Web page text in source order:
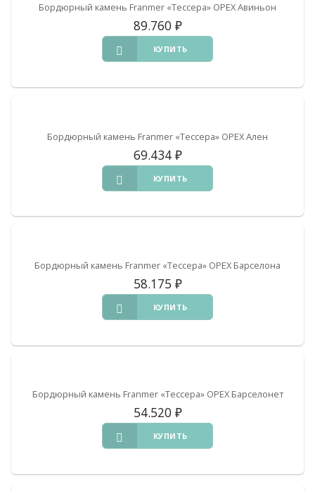
Бордюрный камень Franmer «Тессера» ОРЕХ Авиньон
89.760 ₽
КУПИТЬ
Бордюрный камень Franmer «Тессера» ОРЕХ Ален
69.434 ₽
КУПИТЬ
Бордюрный камень Franmer «Тессера» ОРЕХ Барселона
58.175 ₽
КУПИТЬ
Бордюрный камень Franmer «Тессера» ОРЕХ Барселонет
54.520 ₽
КУПИТЬ